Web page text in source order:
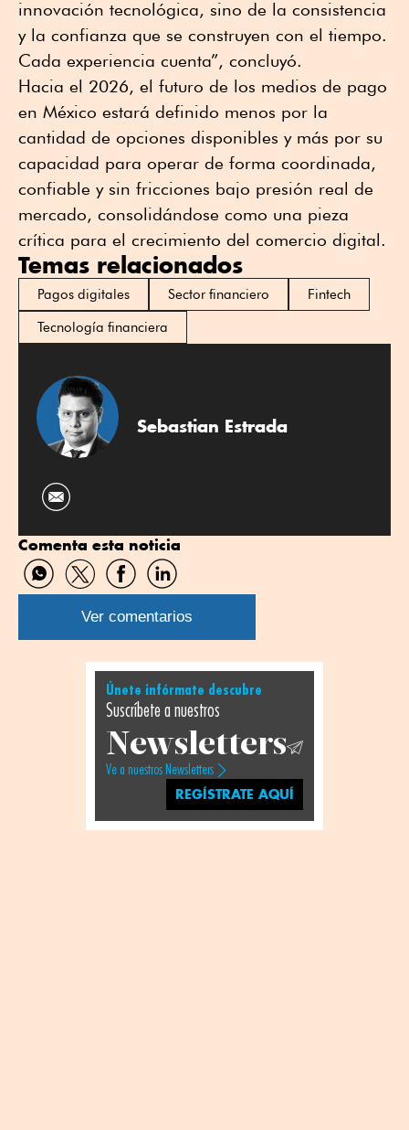
innovación tecnológica, sino de la consistencia
y la confianza que se construyen con el tiempo.
Cada experiencia cuenta”, concluyó.
Hacia el 2026, el futuro de los medios de pago
en México estará definido menos por la
cantidad de opciones disponibles y más por su
capacidad para operar de forma coordinada,
confiable y sin fricciones bajo presión real de
mercado, consolidándose como una pieza
crítica para el crecimiento del comercio digital.
Temas relacionados
Pagos digitales Sector financiero
Fintech
Tecnología financiera
Sebastian Estrada
Comenta esta noticia
Compartir
por
WhatsApp
Compartir
por
Twitter
Compartir
por
Facebook
Compartir
por
Linkedin
Ver comentarios
Únete infórmate descubre
Suscríbete a nuestros
Newsletters
Ve a nuestros Newsletters
REGÍSTRATE AQUÍ